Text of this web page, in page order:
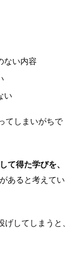
ない内容
い
てしまいがちで
て得た学びを、
あると考えてい
してしまうと、